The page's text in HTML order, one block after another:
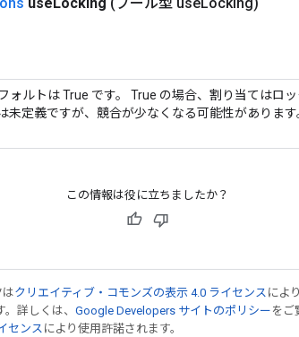
ォルトは True です。 True の場合、割り当てはロ
未定義ですが、競合が少なくなる可能性があります
この情報は役に立ちましたか？
クリエイティブ・コモンズの表示 4.0 ライセンス によ
詳しくは、 Google Developers サイトのポリシー をご
センス により使用許諾されます。